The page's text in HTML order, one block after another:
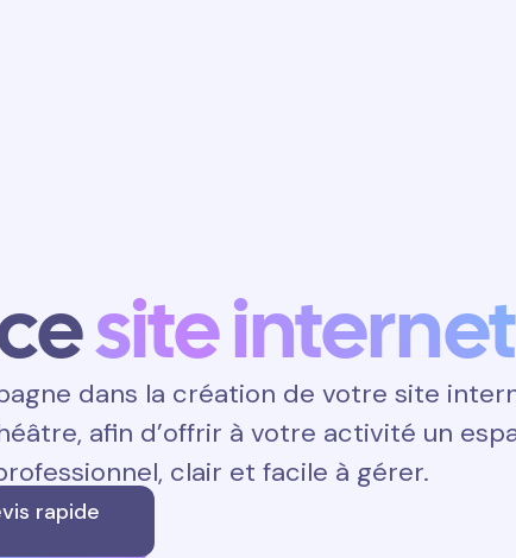
site internet
dans la création de votre site
afin d’offrir à votre activité un
clair et facile à gérer.
rapide